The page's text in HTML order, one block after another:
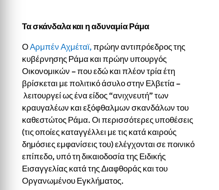
Τα σκάνδαλα και η αδυναμία Ράμα
ΟΑρμπέν Αχμέταϊ,πρώην αντιπρόεδρος της
κυβέρνησης Ράμα και πρώην υπουργός
Οικονομικών – που εδώ και πλέον τρία έτη
βρίσκεται με πολιτικό άσυλο στην Ελβετία –
λειτουργεί ως ένα είδος “ανιχνευτή” των
κραυγαλέων και εξόφθαλμων σκανδάλων του
καθεστώτος Ράμα. Οι περισσότερες υποθέσεις
(τις οποίες καταγγέλλει με τις κατά καιρούς
δημόσιες εμφανίσεις του) ελέγχονται σε ποινικό
επίπεδο, υπό τη δικαιοδοσία της Ειδικής
Εισαγγελίας κατά της Διαφθοράς και του
Οργανωμένου Εγκλήματος.